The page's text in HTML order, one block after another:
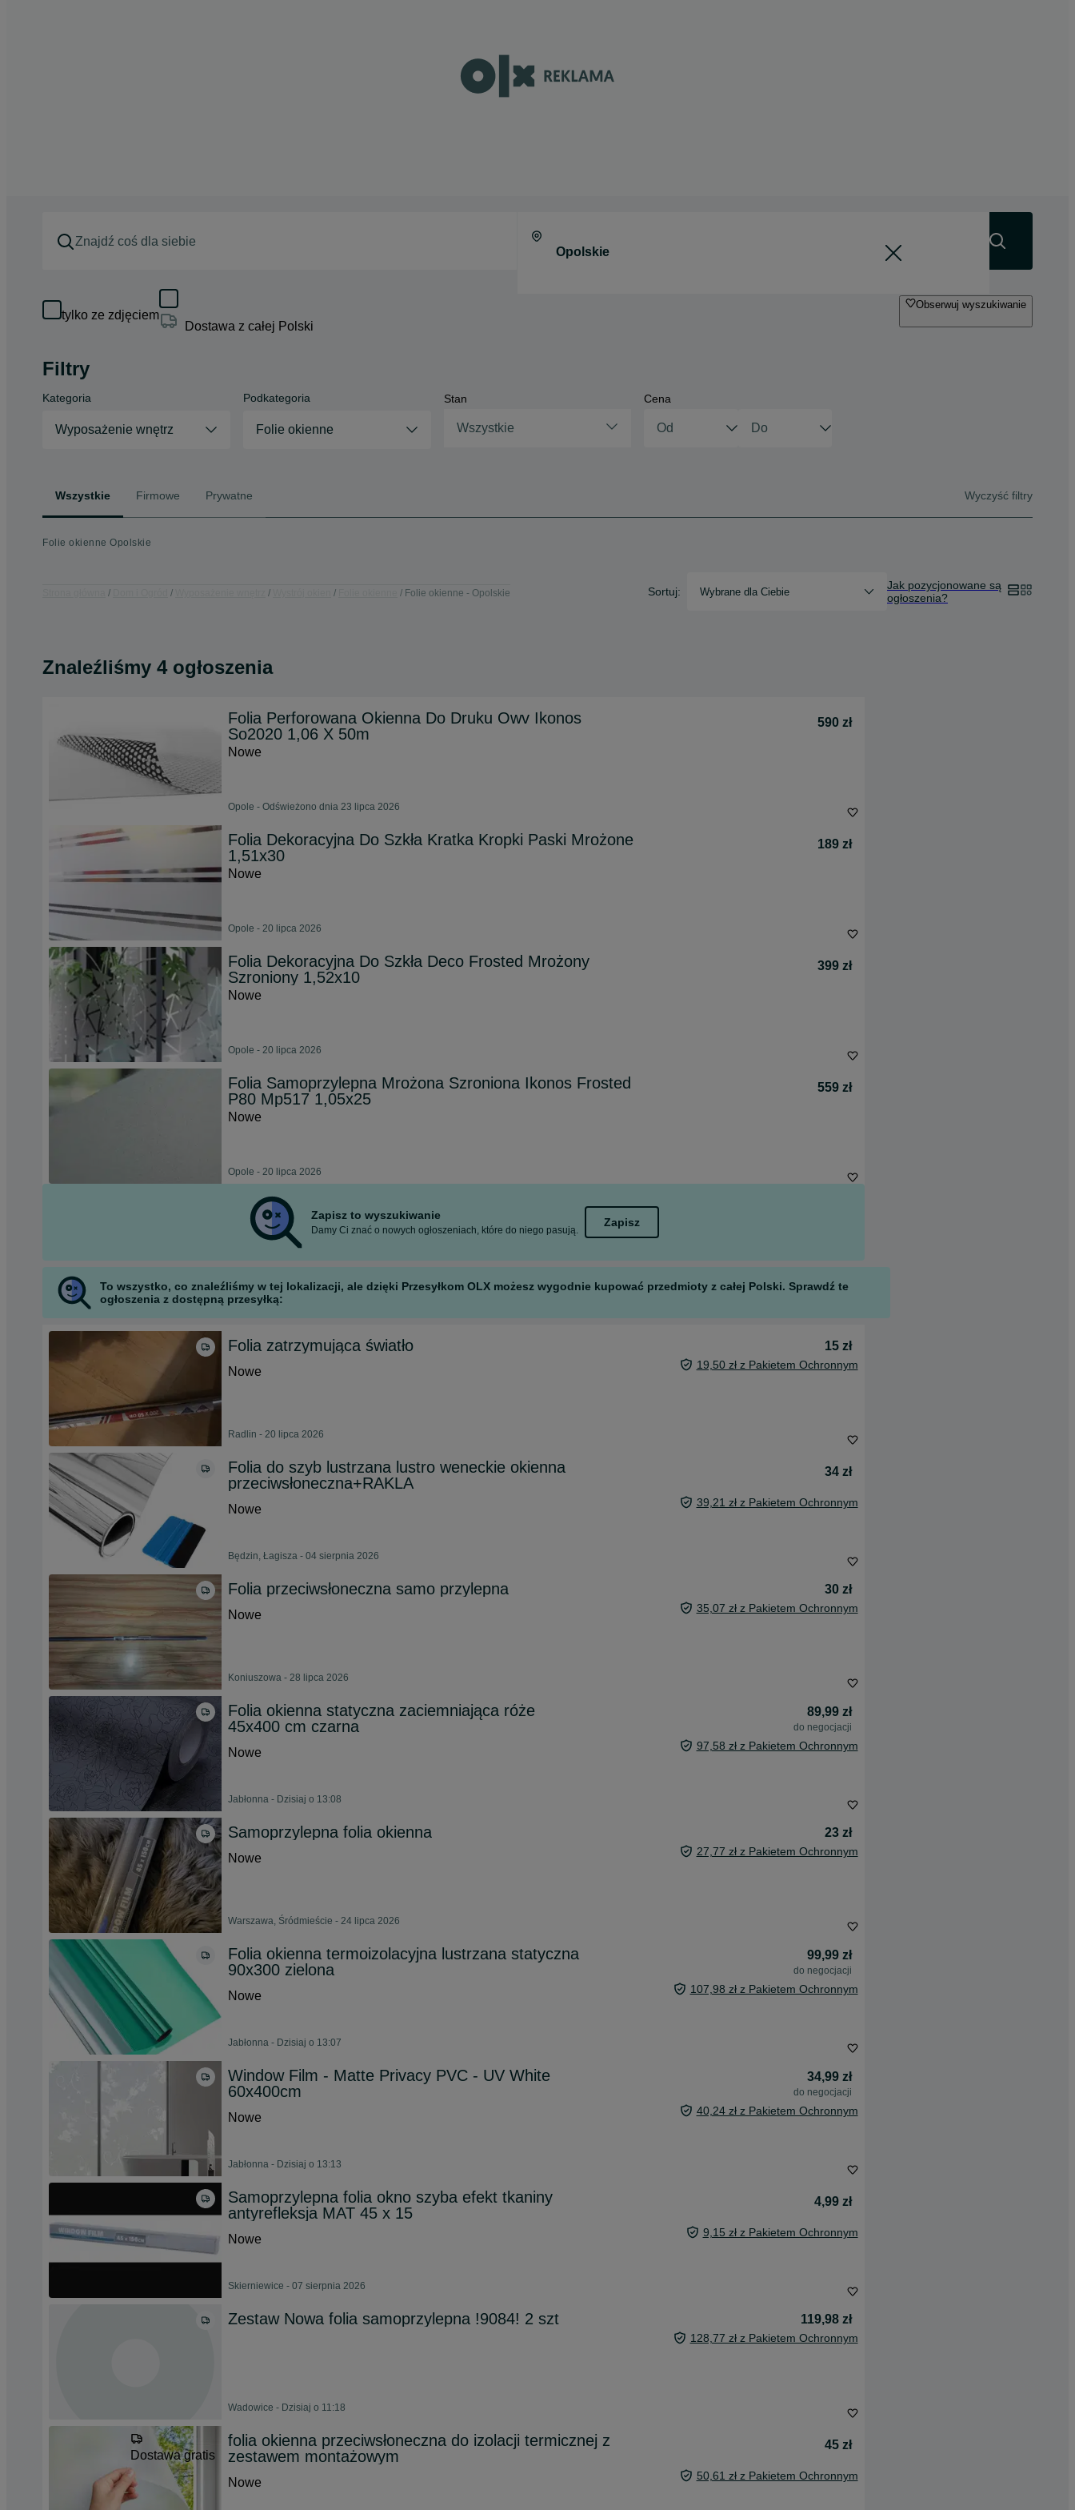
tylko ze zdjęciem
Dostawa z całej Polski
Obserwuj wyszukiwanie
Filtry
Kategoria
Wyposażenie wnętrz
Podkategoria
Folie okienne
Stan
Wszystkie
Cena
Wszystkie Firmowe Prywatne Wyczyść filtry
Folie okienne Opolskie
Folie okienne - Opolskie Sortuj: Wybrane dla Ciebie
Jak pozycjonowane są
ogłoszenia?
Znaleźliśmy 4 ogłoszenia
Folia Perforowana Okienna Do Druku Owv Ikonos
So2020 1,06 X 50m
590 zł
Nowe
Opole - Odświeżono dnia 23 lipca 2026
Folia Dekoracyjna Do Szkła Kratka Kropki Paski Mrożone
1,51x30
189 zł
Nowe
Opole - 20 lipca 2026
Folia Dekoracyjna Do Szkła Deco Frosted Mrożony
Szroniony 1,52x10
399 zł
Nowe
Opole - 20 lipca 2026
Folia Samoprzylepna Mrożona Szroniona Ikonos Frosted
P80 Mp517 1,05x25
559 zł
Nowe
Opole - 20 lipca 2026
Zapisz to wyszukiwanie
Damy Ci znać o nowych ogłoszeniach, które do niego pasują.
Zapisz
To wszystko, co znaleźliśmy w tej lokalizacji, ale dzięki Przesyłkom OLX możesz wygodnie kupować przedmioty z całej Polski. Sprawdź te
ogłoszenia z dostępną przesyłką:
Folia zatrzymująca światło
15 zł
Nowe
19,50 zł z Pakietem Ochronnym
Radlin - 20 lipca 2026
Folia do szyb lustrzana lustro weneckie okienna
przeciwsłoneczna+RAKLA
34 zł
Nowe 39,21 zł z Pakietem Ochronnym
Będzin, Łagisza - 04 sierpnia 2026
Folia przeciwsłoneczna samo przylepna
30 zł
Nowe
35,07 zł z Pakietem Ochronnym
Koniuszowa - 28 lipca 2026
Folia okienna statyczna zaciemniająca róże
45x400 cm czarna
89,99 zł
do negocjacji
Nowe 97,58 zł z Pakietem Ochronnym
Jabłonna - Dzisiaj o 13:08
Samoprzylepna folia okienna
23 zł
Nowe
27,77 zł z Pakietem Ochronnym
Warszawa, Śródmieście - 24 lipca 2026
Folia okienna termoizolacyjna lustrzana statyczna
90x300 zielona
99,99 zł
do negocjacji
Nowe 107,98 zł z Pakietem Ochronnym
Jabłonna - Dzisiaj o 13:07
Window Film - Matte Privacy PVC - UV White
60x400cm
34,99 zł
do negocjacji
Nowe 40,24 zł z Pakietem Ochronnym
Jabłonna - Dzisiaj o 13:13
Samoprzylepna folia okno szyba efekt tkaniny
antyrefleksja MAT 45 x 15
4,99 zł
Nowe 9,15 zł z Pakietem Ochronnym
Skierniewice - 07 sierpnia 2026
Zestaw Nowa folia samoprzylepna !9084! 2 szt 119,98 zł
128,77 zł z Pakietem Ochronnym
Wadowice - Dzisiaj o 11:18
Dostawa gratis
folia okienna przeciwsłoneczna do izolacji termicznej z
zestawem montażowym
45 zł
Nowe 50,61 zł z Pakietem Ochronnym